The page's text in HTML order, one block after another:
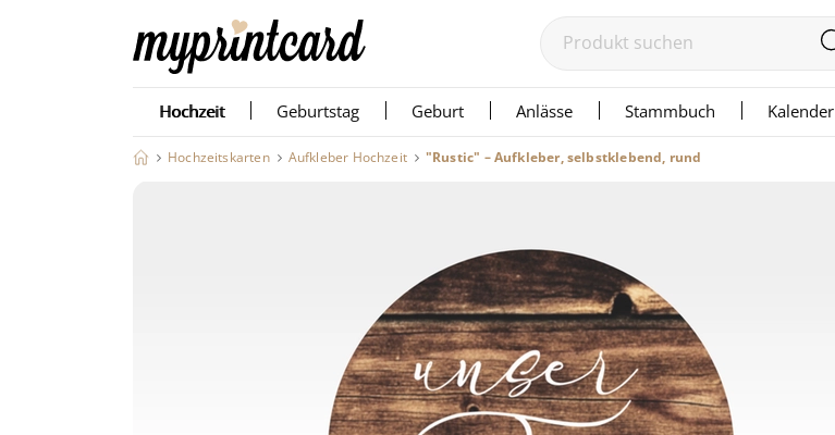
Hochzeit Geburtstag Geburt Anlässe Stammbuch Kalender
Hochzeitskarten Aufkleber Hochzeit "Rustic" – Aufkleber, selbstklebend, rund